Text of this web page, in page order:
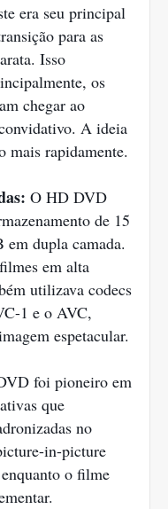
era seu principal
para as
Isso
os
chegar ao
A ideia
mais rapidamente.
O HD DVD
de 15
dupla camada.
em alta
utilizava codecs
1 e o AVC,
espetacular.
foi pioneiro em
que
no
in-picture
o filme